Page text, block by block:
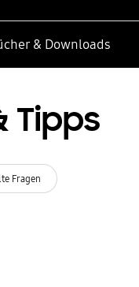
& Downloads
Tipps
Fragen